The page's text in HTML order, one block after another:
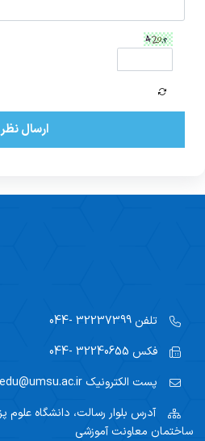
ارسال نظر
تلفن
فکس
پست الکترونیک
آدرس بلوار رسالت، دانشگاه
ساختمان معاونت آموزشی